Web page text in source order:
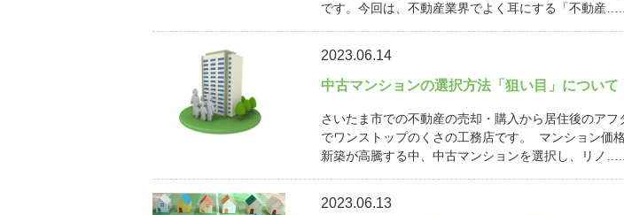
です。今回は、不動産業界でよく耳にする「不動産…...
2023.06.14
中古マンションの選択方法「狙い目」について
さいたま市での不動産の売却・購入から居住後のアフ
でワンストップのくさの工務店です。 マンション価
新築が高騰する中、中古マンションを選択し、リノ…...
2023.06.13